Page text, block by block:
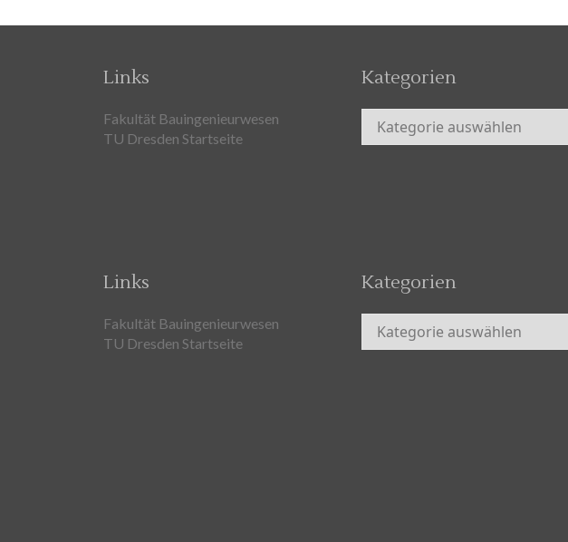
Links
Fakultät Bauingenieurwesen
TU Dresden Startseite
Kategorien
Kategorien
Links
Fakultät Bauingenieurwesen
TU Dresden Startseite
Kategorien
Kategorien